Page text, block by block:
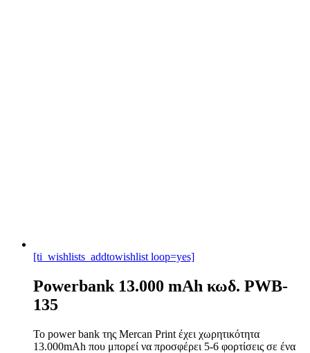
[ti_wishlists_addtowishlist loop=yes]
Powerbank 13.000 mAh κωδ. PWB-
135
Το power bank της Mercan Print έχει χωρητικότητα
13.000mAh που μπορεί να προσφέρει 5-6 φορτίσεις σε ένα